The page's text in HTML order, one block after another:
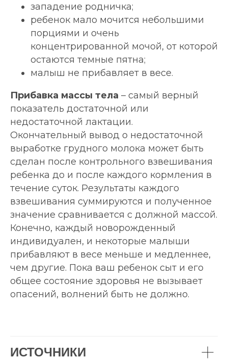
западение родничка;
ребенок мало мочится небольшими
порциями и очень
концентрированной мочой, от которой
остаются темные пятна;
малыш не прибавляет в весе.
Прибавка массы тела – самый верный
показатель достаточной или
недостаточной лактации.
Окончательный вывод о недостаточной
выработке грудного молока может быть
сделан после контрольного взвешивания
ребенка до и после каждого кормления в
течение суток. Результаты каждого
взвешивания суммируются и полученное
значение сравнивается с должной массой.
Конечно, каждый новорожденный
индивидуален, и некоторые малыши
прибавляют в весе меньше и медленнее,
чем другие. Пока ваш ребенок сыт и его
общее состояние здоровья не вызывает
опасений, волнений быть не должно.
ИСТОЧНИКИ